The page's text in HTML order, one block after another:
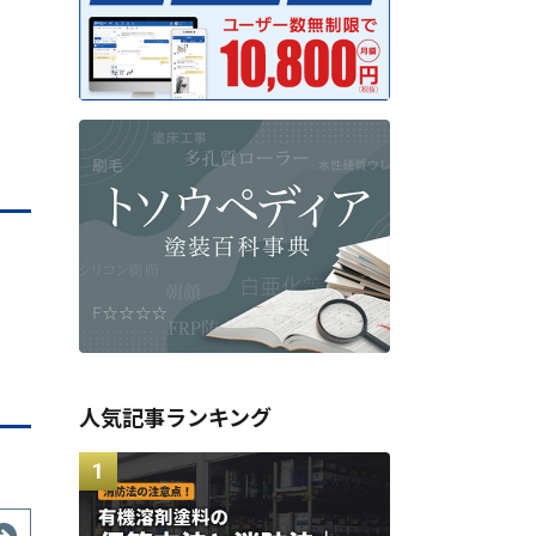
人気記事ランキング